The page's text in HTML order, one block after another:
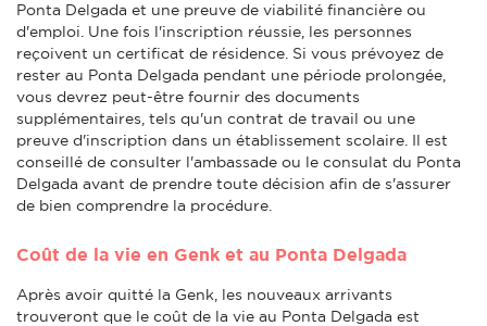
Ponta Delgada et une preuve de viabilité financière ou
d'emploi. Une fois l'inscription réussie, les personnes
reçoivent un certificat de résidence. Si vous prévoyez de
rester au Ponta Delgada pendant une période prolongée,
vous devrez peut-être fournir des documents
supplémentaires, tels qu'un contrat de travail ou une
preuve d'inscription dans un établissement scolaire. Il est
conseillé de consulter l'ambassade ou le consulat du Ponta
Delgada avant de prendre toute décision afin de s'assurer
de bien comprendre la procédure.
Coût de la vie en Genk et au Ponta Delgada
Après avoir quitté la Genk, les nouveaux arrivants
trouveront que le coût de la vie au Ponta Delgada est